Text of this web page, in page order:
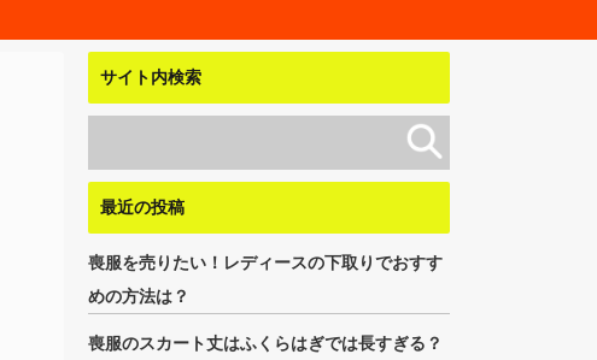
サイト内検索
最近の投稿
喪服を売りたい！レディースの下取りでおすす
めの方法は？
喪服のスカート丈はふくらはぎでは長すぎる？